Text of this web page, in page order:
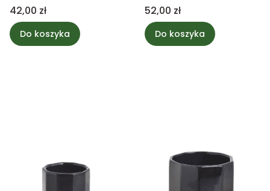
Cena
42,00 zł
Do koszyka
Cena
52,00 zł
Do koszyka